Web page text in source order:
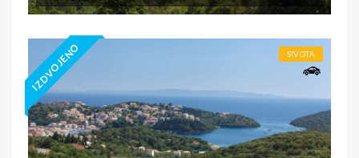
IZDVOJENO SIVOTA